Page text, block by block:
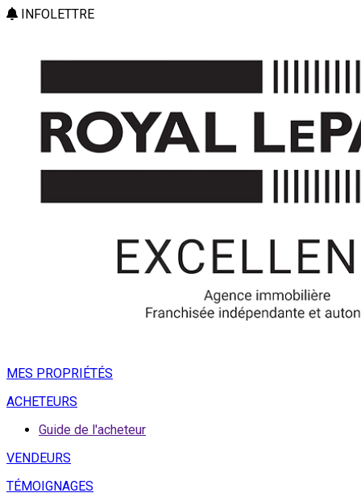
INFOLETTRE
MES PROPRIÉTÉS
ACHETEURS
Guide de l'acheteur
VENDEURS
TÉMOIGNAGES